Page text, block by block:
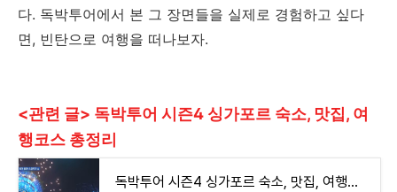
다. 독박투어에서 본 그 장면들을 실제로 경험하고 싶다
면, 빈탄으로 여행을 떠나보자.
<관련 글> 독박투어 시즌4 싱가포르 숙소, 맛집, 여
행코스 총정리
독박투어 시즌4 싱가포르 숙소, 맛집, 여행코스 총정리